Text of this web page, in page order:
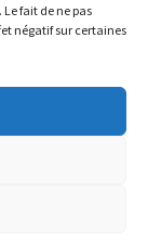
fait de ne pas
négatif sur certaines